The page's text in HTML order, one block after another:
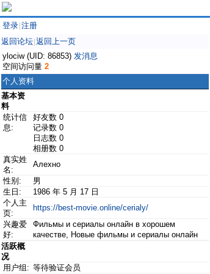
登录 注册
返回论坛 返回上一页
ylociw (UID: 86853) 发消息
空间访问量 2
个人资料
基本资
料
统计信
息:
好友数 0
记录数 0
日志数 0
相册数 0
真实姓
名:
Алехно
性别:
男
生日:
1986 年 5 月 17 日
个人主
页:
https://best-movie.online/cerialy/
兴趣爱
好:
Фильмы и сериалы онлайн в хорошем
качестве, Новые фильмы и сериалы онлайн
活跃概
况
用户组: 等待验证会员